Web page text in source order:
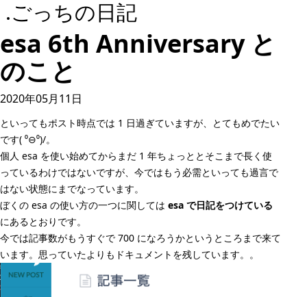
.ごっちの日記
esa 6th Anniversary と
のこと
2020年05月11日
といってもポスト時点では 1 日過ぎていますが、とてもめでたい
です( ⁰⊖⁰)/。
個人 esa を使い始めてからまだ 1 年ちょっととそこまで長く使
っているわけではないですが、今ではもう必需といっても過言で
はない状態にまでなっています。
ぼくの esa の使い方の一つに関しては esa で日記をつけている
にあるとおりです。
今では記事数がもうすぐで 700 になろうかというところまで来て
います。思っていたよりもドキュメントを残しています。。